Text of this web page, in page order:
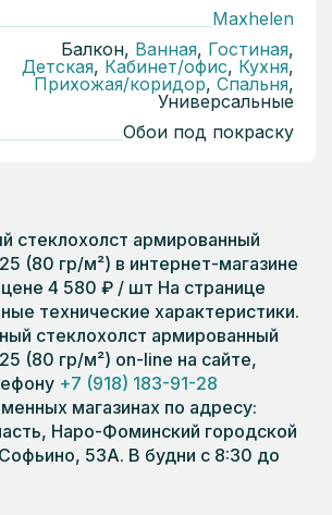
Maxhelen
Балкон, Ванная, Гостиная,
Детская, Кабинет/офис, Кухня,
Прихожая/коридор, Спальня,
Универсальные
Обои под покраску
стеклохолст армированный
(80 гр/м²) в интернет-магазине
4 580 ₽ / шт На странице
технические характеристики.
стеклохолст армированный
(80 гр/м²) on-line на сайте,
+7 (918) 183-91-28
магазинах по адресу:
Наро-Фоминский городской
53А. В будни с 8:30 до